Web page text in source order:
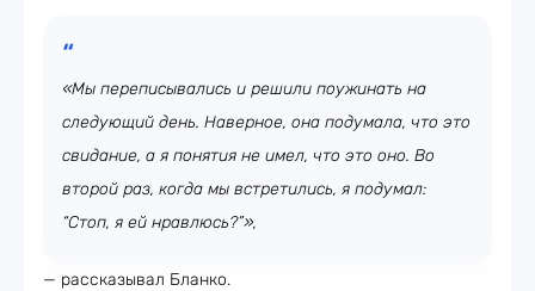
«Мы переписывались и решили поужинать на
следующий день. Наверное, она подумала, что это
свидание, а я понятия не имел, что это оно. Во
второй раз, когда мы встретились, я подумал:
“Стоп, я ей нравлюсь?”»,
— рассказывал Бланко.